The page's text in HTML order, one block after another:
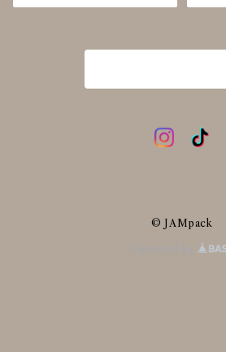
© JAMpack
Powered by